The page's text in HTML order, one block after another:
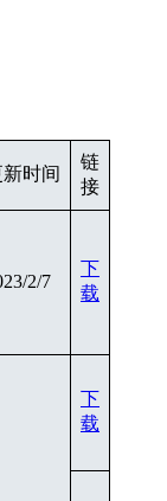
时间
链
接
2/7
下
载
下
载